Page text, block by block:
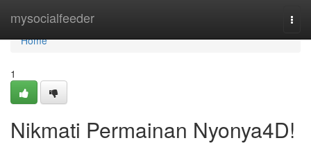
mysocialfeeder
Home
Home
1
Nikmati Permainan Nyonya4D!